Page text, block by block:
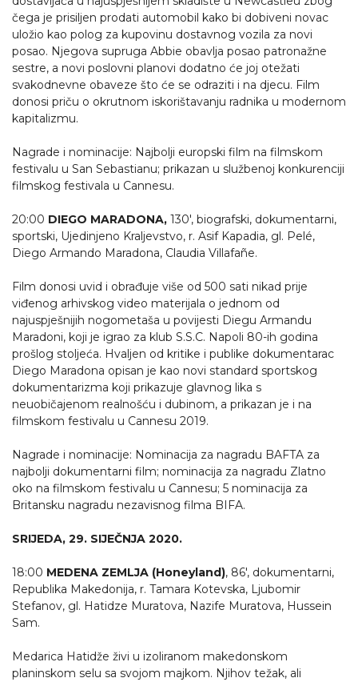
čega je prisiljen prodati automobil kako bi dobiveni novac
uložio kao polog za kupovinu dostavnog vozila za novi
posao. Njegova supruga Abbie obavlja posao patronažne
sestre, a novi poslovni planovi dodatno će joj otežati
svakodnevne obaveze što će se odraziti i na djecu. Film
donosi priču o okrutnom iskorištavanju radnika u modernom
kapitalizmu.
Nagrade i nominacije: Najbolji europski film na filmskom
festivalu u San Sebastianu; prikazan u službenoj konkurenciji
filmskog festivala u Cannesu.
20:00 DIEGO MARADONA, 130', biografski, dokumentarni,
sportski, Ujedinjeno Kraljevstvo, r. Asif Kapadia, gl. Pelé,
Diego Armando Maradona, Claudia Villafañe.
Film donosi uvid i obrađuje više od 500 sati nikad prije
viđenog arhivskog video materijala o jednom od
najuspješnijih nogometaša u povijesti Diegu Armandu
Maradoni, koji je igrao za klub S.S.C. Napoli 80-ih godina
prošlog stoljeća. Hvaljen od kritike i publike dokumentarac
Diego Maradona opisan je kao novi standard sportskog
dokumentarizma koji prikazuje glavnog lika s
neuobičajenom realnošću i dubinom, a prikazan je i na
filmskom festivalu u Cannesu 2019.
Nagrade i nominacije: Nominacija za nagradu BAFTA za
najbolji dokumentarni film; nominacija za nagradu Zlatno
oko na filmskom festivalu u Cannesu; 5 nominacija za
Britansku nagradu nezavisnog filma BIFA.
SRIJEDA, 29. SIJEČNJA 2020.
18:00 MEDENA ZEMLJA (Honeyland), 86', dokumentarni,
Republika Makedonija, r. Tamara Kotevska, Ljubomir
Stefanov, gl. Hatidze Muratova, Nazife Muratova, Hussein
Sam.
Medarica Hatidže živi u izoliranom makedonskom
planinskom selu sa svojom majkom. Njihov težak, ali